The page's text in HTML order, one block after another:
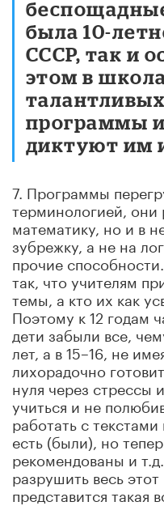
была 10-
СССР, так и
этом в
программы
диктуют им
7. Программы
терминологией, они
математику, но и в
зубрежку, а не на
прочие
так, что учителям
темы, а кто их как
Поэтому к 12 годам
дети забыли все,
лет, а в 15–16, не
лихорадочно
нуля через стрессы
учиться и не
работать с
есть (были), но
рекомендованы и
разрушить весь
представится такая